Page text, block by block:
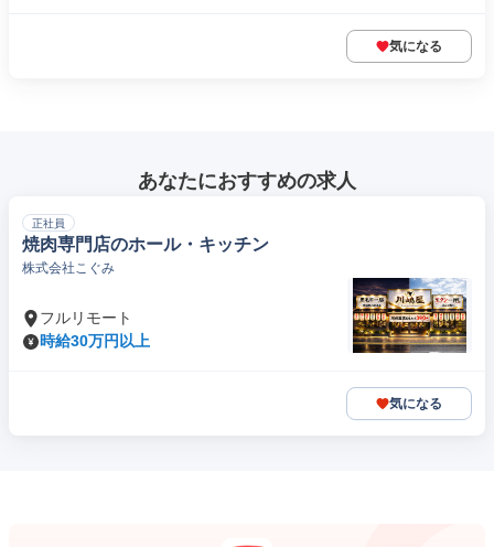
気になる
あなたにおすすめの求人
正社員
焼肉専門店のホール・キッチン
株式会社こぐみ
フルリモート
時給30万円以上
気になる